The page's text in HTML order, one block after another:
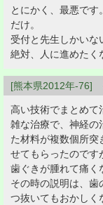
とにかく、最悪で
だけ。
受付と先生しかいな
絶対、人に進めたく
[熊本県2012年-
高い技術でまとめて
雑な治療で、神経の
た材料が複数個所
せてもらったのです
歯ぐきが腫れて痛く
その時の説明は、
つ抜いてもおかしく